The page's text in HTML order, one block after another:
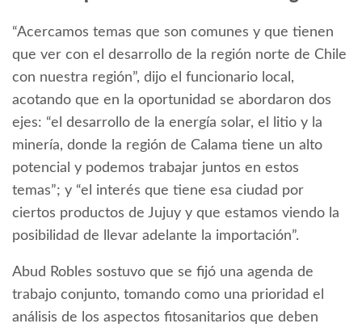
“Acercamos temas que son comunes y que tienen
que ver con el desarrollo de la región norte de Chile
con nuestra región”, dijo el funcionario local,
acotando que en la oportunidad se abordaron dos
ejes: “el desarrollo de la energía solar, el litio y la
minería, donde la región de Calama tiene un alto
potencial y podemos trabajar juntos en estos
temas”; y “el interés que tiene esa ciudad por
ciertos productos de Jujuy y que estamos viendo la
posibilidad de llevar adelante la importación”.
Abud Robles sostuvo que se fijó una agenda de
trabajo conjunto, tomando como una prioridad el
análisis de los aspectos fitosanitarios que deben